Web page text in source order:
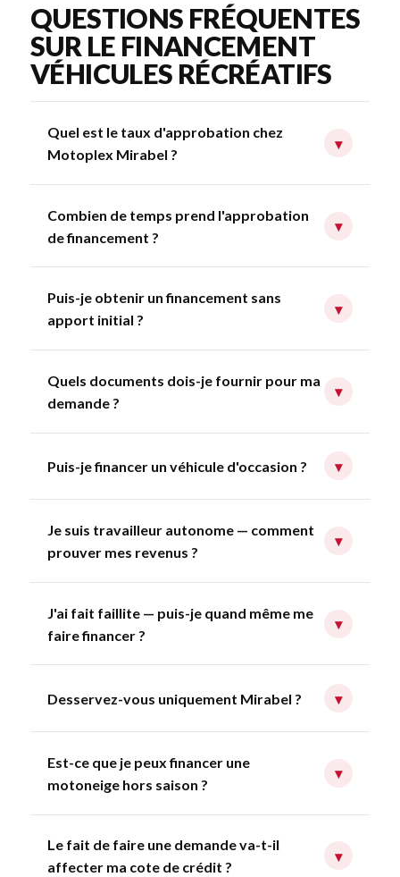
QUESTIONS FRÉQUENTES
SUR LE FINANCEMENT
VÉHICULES RÉCRÉATIFS
Quel est le taux d'approbation chez
Motoplex Mirabel ?
▾
Combien de temps prend l'approbation
de financement ?
▾
Puis-je obtenir un financement sans
apport initial ?
▾
Quels documents dois-je fournir pour ma
demande ?
▾
Puis-je financer un véhicule d'occasion ? ▾
Je suis travailleur autonome — comment
prouver mes revenus ?
▾
J'ai fait faillite — puis-je quand même me
faire financer ?
▾
Desservez-vous uniquement Mirabel ? ▾
Est-ce que je peux financer une
motoneige hors saison ?
▾
Le fait de faire une demande va-t-il
affecter ma cote de crédit ?
▾